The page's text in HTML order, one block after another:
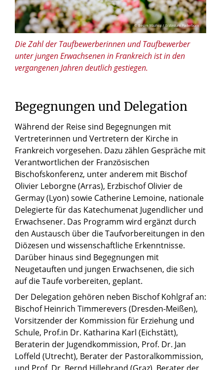
© Besim Mazhiqi / Erzbistum Paderborn
Die Zahl der Taufbewerberinnen und Taufbewerber
unter jungen Erwachsenen in Frankreich ist in den
vergangenen Jahren deutlich gestiegen.
Begegnungen und Delegation
Während der Reise sind Begegnungen mit
Vertreterinnen und Vertretern der Kirche in
Frankreich vorgesehen. Dazu zählen Gespräche mit
Verantwortlichen der Französischen
Bischofskonferenz, unter anderem mit Bischof
Olivier Leborgne (Arras), Erzbischof Olivier de
Germay (Lyon) sowie Catherine Lemoine, nationale
Delegierte für das Katechumenat Jugendlicher und
Erwachsener. Das Programm wird ergänzt durch
den Austausch über die Taufvorbereitungen in den
Diözesen und wissenschaftliche Erkenntnisse.
Darüber hinaus sind Begegnungen mit
Neugetauften und jungen Erwachsenen, die sich
auf die Taufe vorbereiten, geplant.
Der Delegation gehören neben Bischof Kohlgraf an:
Bischof Heinrich Timmerevers (Dresden-Meißen),
Vorsitzender der Kommission für Erziehung und
Schule, Prof.in Dr. Katharina Karl (Eichstätt),
Beraterin der Jugendkommission, Prof. Dr. Jan
Loffeld (Utrecht), Berater der Pastoralkommission,